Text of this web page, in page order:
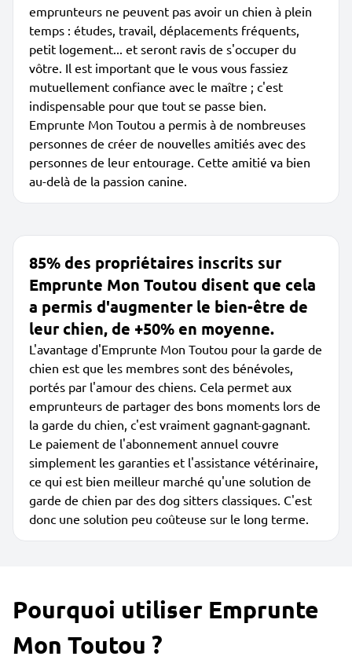
emprunteurs ne peuvent pas avoir un chien à plein
temps : études, travail, déplacements fréquents,
petit logement... et seront ravis de s'occuper du
vôtre. Il est important que le vous vous fassiez
mutuellement confiance avec le maître ; c'est
indispensable pour que tout se passe bien.
Emprunte Mon Toutou a permis à de nombreuses
personnes de créer de nouvelles amitiés avec des
personnes de leur entourage. Cette amitié va bien
au-delà de la passion canine.
85% des propriétaires inscrits sur
Emprunte Mon Toutou disent que cela
a permis d'augmenter le bien-être de
leur chien, de +50% en moyenne.
L'avantage d'Emprunte Mon Toutou pour la garde de
chien est que les membres sont des bénévoles,
portés par l'amour des chiens. Cela permet aux
emprunteurs de partager des bons moments lors de
la garde du chien, c'est vraiment gagnant-gagnant.
Le paiement de l'abonnement annuel couvre
simplement les garanties et l'assistance vétérinaire,
ce qui est bien meilleur marché qu'une solution de
garde de chien par des dog sitters classiques. C'est
donc une solution peu coûteuse sur le long terme.
Pourquoi utiliser Emprunte
Mon Toutou ?